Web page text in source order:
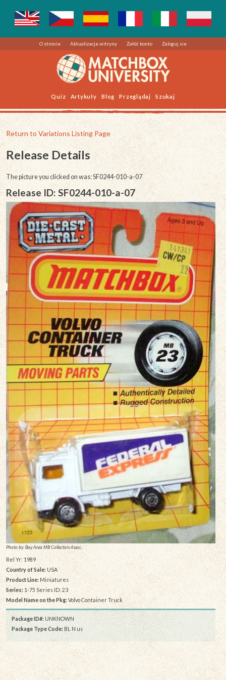
O stronie Aktualizacje witryny Załóż konto Zaloguj sie
Quiz Artykuły Blog Przeglądaj Szukaj
Return to Variations Listing Page
Release Details
The picture you clicked on was: SF0244-010-a-07
Release ID: SF0244-010-a-07
Photo by: Bay Area MB Collectors Assoc.
Rel Yr: 1989
Country of Sale: USA
Product Line: Miniatures
Series:1-75 Series ID: 23
Model Name on the Pkg: Volvo Container Truck
Package ID#: UNKNOWN
Package Type Code: BL N us